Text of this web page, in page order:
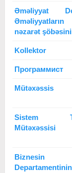
Əməliyyat
nəzarət
Kollektor
Программист
Mütəxəssis
Sistem
Mütəxəssisi
Biznesin